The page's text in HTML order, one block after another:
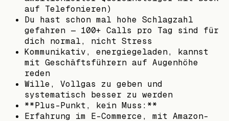
auf Telefonieren)
Du hast schon mal hohe Schlagzahl
gefahren — 100+ Calls pro Tag sind für
dich normal, nicht Stress
Kommunikativ, energiegeladen, kannst
mit Geschäftsführern auf Augenhöhe
reden
Wille, Vollgas zu geben und
systematisch besser zu werden
**Plus-Punkt, kein Muss:**
Erfahrung im E-Commerce, mit Amazon-